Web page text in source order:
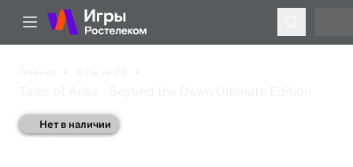
Нет в наличии
Tales of Arise - Beyond